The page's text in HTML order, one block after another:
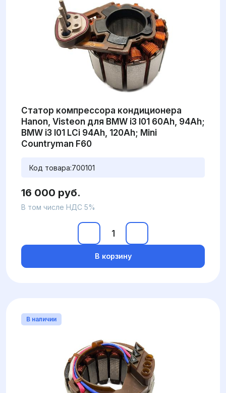
Статор компрессора кондиционера
Hanon, Visteon для BMW i3 I01 60Ah, 94Ah;
BMW i3 I01 LCi 94Ah, 120Ah; Mini
Countryman F60
Код товара:700101
16 000 руб.
В том числе НДС 5%
В корзину
В наличии